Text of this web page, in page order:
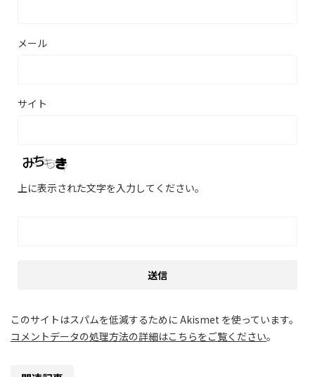
メール
サイト
上に表示された文字を入力してください。
このサイトはスパムを低減するために Akismet を使っています。
コメントデータの処理方法の詳細はこちらをご覧ください。